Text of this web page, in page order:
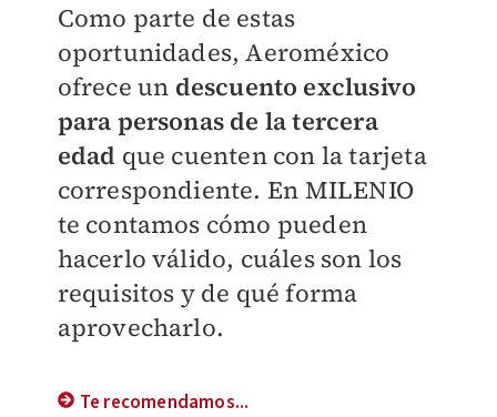
Como parte de estas
oportunidades, Aeroméxico
ofrece un descuento exclusivo
para personas de la tercera
edad que cuenten con la tarjeta
correspondiente. En MILENIO
te contamos cómo pueden
hacerlo válido, cuáles son los
requisitos y de qué forma
aprovecharlo.
Te recomendamos...